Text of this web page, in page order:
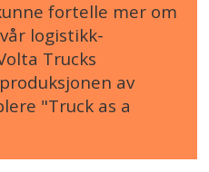
fortelle mer om
logistikk-
Trucks
av
"Truck as a